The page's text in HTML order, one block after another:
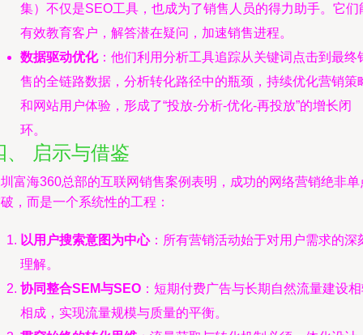
集）不仅是SEO工具，也成为了销售人员的得力助手。它们
有效教育客户，解答潜在疑问，加速销售进程。
数据驱动优化：他们利用分析工具追踪从关键词点击到最终
售的全链路数据，分析转化路径中的瓶颈，持续优化营销策
和网站用户体验，形成了“投放-分析-优化-再投放”的增长闭
环。
、 启示与借鉴
富海360总部的互联网销售案例表明，成功的网络营销绝非单
，而是一个系统性的工程：
以用户搜索意图为中心：所有营销活动始于对用户需求的深
理解。
协同整合SEM与SEO ：短期付费广告与长期自然流量建设
相成，实现流量规模与质量的平衡。